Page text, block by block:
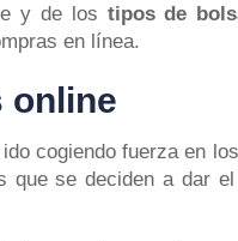
y de los tipos de
en línea.
online
cogiendo fuerza en
que se deciden a dar